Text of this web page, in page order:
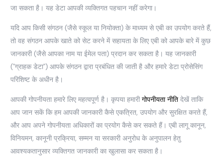
जा सकता है। यह डेटा आपकी व्यक्तिगत पहचान नहीं करेगा।
यदि आप किसी संगठन (जैसे स्कूल या नियोक्ता) के माध्यम से एबी का उपयोग करते हैं,
तो वह संगठन आपके खाते को सेट करने में सहायता के लिए एबी को आपके बारे में कुछ
जानकारी (जैसे आपका नाम या ईमेल पता) प्रदान कर सकता है। यह जानकारी
("ग्राहक डेटा") आपके संगठन द्वारा प्रबंधित की जाती है और हमारे डेटा प्रोसेसिंग
परिशिष्ट के अधीन है।
आपकी गोपनीयता हमारे लिए महत्वपूर्ण है। कृपया हमारीगोपनीयता नीति देखें ताकि
आप जान सकें कि हम आपकी जानकारी कैसे एकत्रित, उपयोग और सुरक्षित करते हैं,
और आप अपने गोपनीयता अधिकारों का प्रयोग कैसे कर सकते हैं। एबी लागू कानून,
विनियमन, कानूनी प्रक्रिया, सम्मन या सरकारी अनुरोध के अनुपालन हेतु
आवश्यकतानुसार व्यक्तिगत जानकारी का खुलासा कर सकता है।